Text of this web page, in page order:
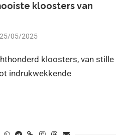
kloosters van
25/05/2025
kloosters, van stille
indrukwekkende